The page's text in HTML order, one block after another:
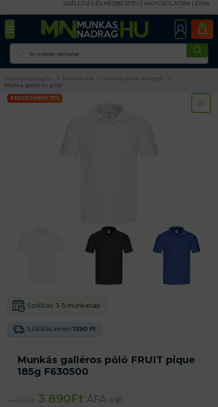
SZÁLLÍTÁS ÉS KÉZBESÍTÉS KAPCSOLATBA LÉPNI
0
Munkasnadrag.hu Munkaruha
Munkas pólók és ingek
Munka galléros póló
KEDVEZMÉNY 17%
Munkás galléros póló FRUIT pique
185g F630500
Szállítás innen 1390 Ft
Szállítás: 3-5 munkanap
3 890Ft ÁFA-val